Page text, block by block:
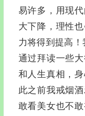
易许多，用现
大下降，理性
力将得到提高
通过拜读一些
和人生真相，
此之前我戒烟
敢看美女也不